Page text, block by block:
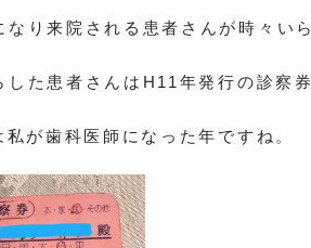
なり来院される患者さんが時々い
した患者さんはH11年発行の診察券
私が歯科医師になった年ですね。